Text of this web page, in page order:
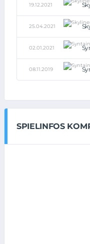
19.12.2021
25.04.2021
02.01.2021
08.11.2019
SPIELINFOS